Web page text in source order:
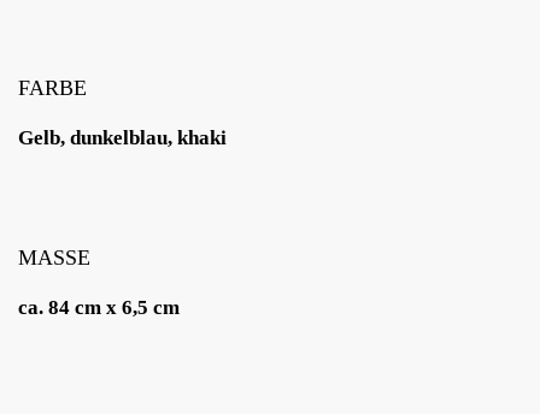
FARBE
Gelb, dunkelblau, khaki
MASSE
ca. 84 cm x 6,5 cm